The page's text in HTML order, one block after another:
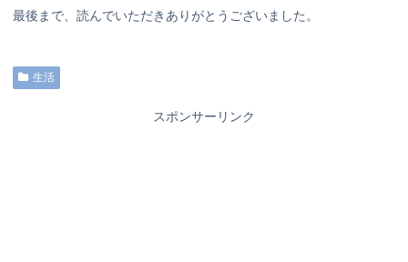
最後まで、読んでいただきありがとうございました。
生活
スポンサーリンク